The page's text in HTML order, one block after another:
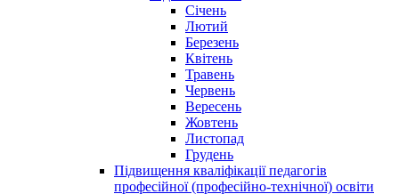
Січень
Лютий
Березень
Квітень
Травень
Червень
Вересень
Жовтень
Листопад
Грудень
Підвищення кваліфікації педагогів
професійної (професійно-технічної) освіти